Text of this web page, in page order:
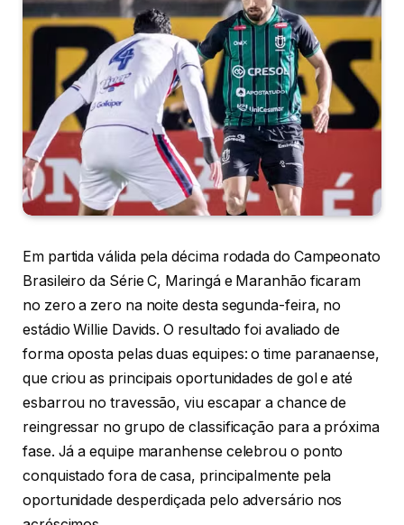
Em partida válida pela décima rodada do Campeonato
Brasileiro da Série C, Maringá e Maranhão ficaram
no zero a zero na noite desta segunda-feira, no
estádio Willie Davids. O resultado foi avaliado de
forma oposta pelas duas equipes: o time paranaense,
que criou as principais oportunidades de gol e até
esbarrou no travessão, viu escapar a chance de
reingressar no grupo de classificação para a próxima
fase. Já a equipe maranhense celebrou o ponto
conquistado fora de casa, principalmente pela
oportunidade desperdiçada pelo adversário nos